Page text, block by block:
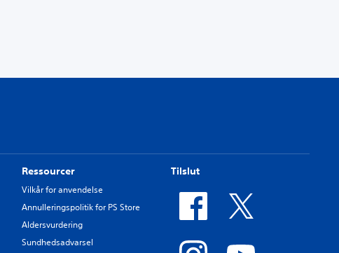
Ressourcer
Vilkår for anvendelse
Annulleringspolitik for PS Store
Aldersvurdering
Sundhedsadvarsel
Tilslut